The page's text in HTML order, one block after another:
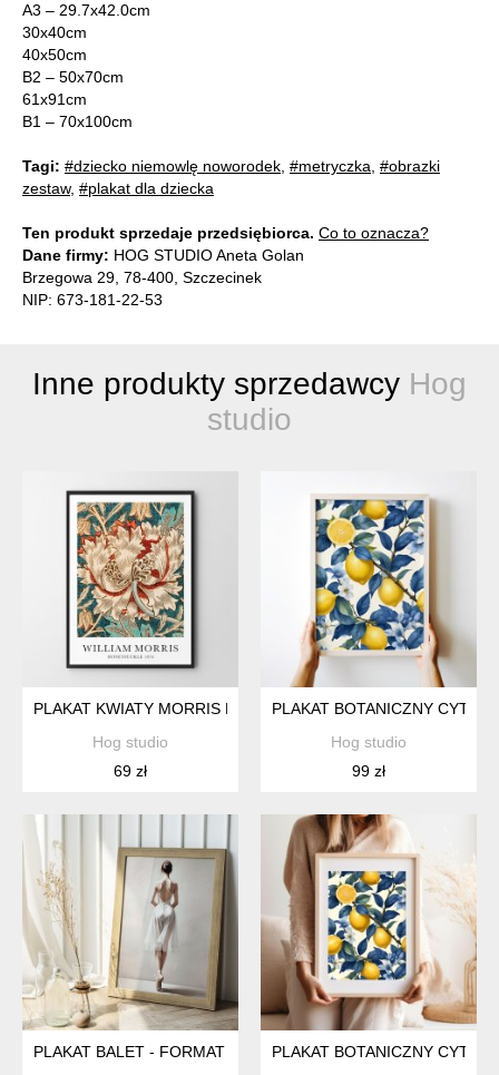
A3 – 29.7x42.0cm
30x40cm
40x50cm
B2 – 50x70cm
61x91cm
B1 – 70x100cm
Tagi: #dziecko niemowlę noworodek #metryczka #obrazki
zestaw, #plakat dla dziecka
Ten produkt sprzedaje przedsiębiorca. Co to oznacza?
Dane firmy: HOG STUDIO Aneta Golan
Brzegowa 29, 78-400, Szczecinek
NIP: 673-181-22-53
Inne produkty sprzedawcy Hog
studio
PLAKAT KWIATY MORRIS HONEYSUCKLE - FORMAT A4
Hog studio
69 zł
PLAKAT BOTANICZNY
Hog studio
99 zł
PLAKAT BALET - FORMAT 61X91 CMPLAKAT BOTANICZNY